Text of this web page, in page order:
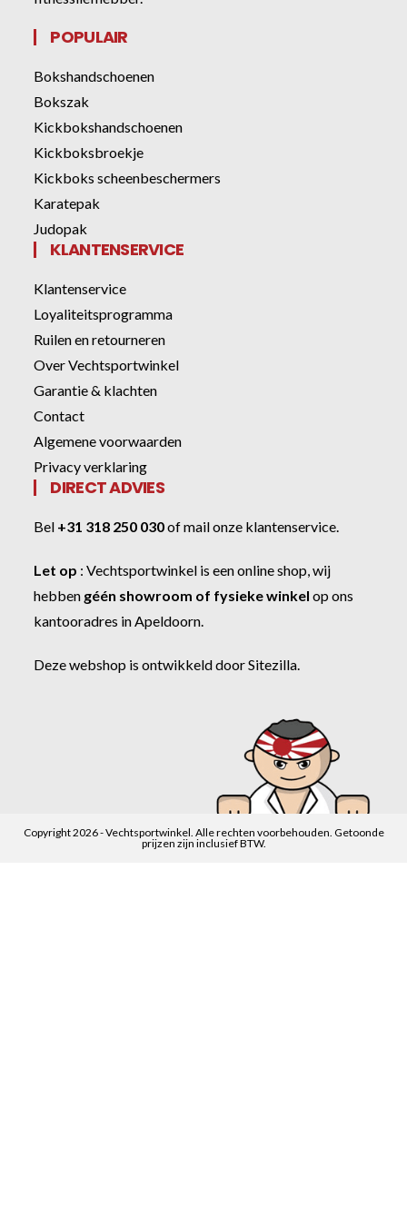
POPULAIR
Bokshandschoenen
Bokszak
Kickbokshandschoenen
Kickboksbroekje
Kickboks scheenbeschermers
Karatepak
Judopak
KLANTENSERVICE
Klantenservice
Loyaliteitsprogramma
Ruilen en retourneren
Over Vechtsportwinkel
Garantie & klachten
Contact
Algemene voorwaarden
Privacy verklaring
DIRECT ADVIES
Bel +31 318 250 030ofmail onze klantenservice.
Let op :Vechtsportwinkel is een online shop, wij
hebben géén showroom of fysieke winkel op ons
kantooradres in Apeldoorn.
Deze webshop is ontwikkeld doorSitezilla.
Copyright 2026 - Vechtsportwinkel. Alle rechten voorbehouden. Getoonde
prijzen zijn inclusief BTW.